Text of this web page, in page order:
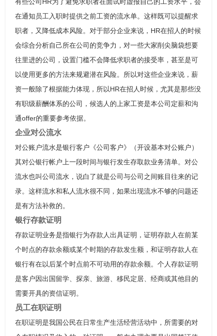
在通知员工入职时提供之前工资的流水单。这样既可以提醒求
职者，又降低成本风险。对于部分企业来说，HR在招人的时候
会综合分析自己所在公司的竞争力，对一些大家削尖脑袋想要
往里进的公司，设置门槛不会降低求职者的接受率，甚至是可
以使用更多的方法来规避潜在风险。所以对这些企业来说，薪
资一般除了根据能力体现，所以HR在招人时候，尤其是那些没
有职级薪酬体系的公司，候选人的上家工资是本公司定薪和沟
通offer的重要参考依据。
企业对公流水
对公账户流水是银行客户《公司客户》（开设基本对公账户）
其对公银行帐户上一段时间与银行发生存取款业务清单。对公
流水也叫公司流水，说白了就是公司与公司之间账目往来的记
录。这样流水和私人流水很不同，如果出现流水不够的问题还
是有方法补救的。
银行存款证明
存款证明业务是指银行为存款人出具证明，证明存款人在前某
个时点的存款余额或某个时期的存款发生额，和证明存款人在
银行有在以后某个时点前不可动用的存款余额。个人存款证明
是客户因出国留学、探亲、旅游、移民定居、经商或其他目的
需要开具的资信证明。
员工在职证明
在职证明是我国公民在日常生产生活经营活动中，所需要的对